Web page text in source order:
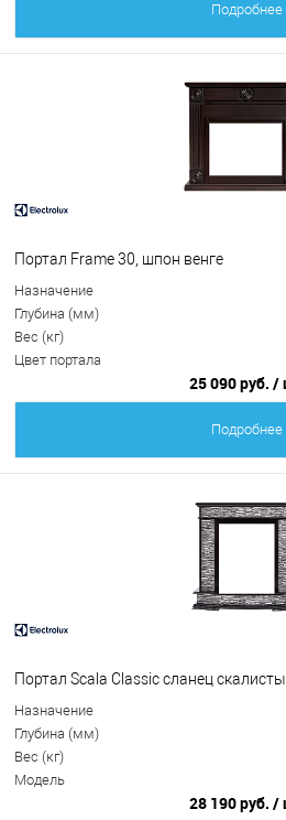
Подробнее
Портал Frame 30, шпон венге
Назначение
Глубина (мм)
Вес (кг)
Цвет портала
25 090 руб. /
Подробнее
Портал Scala Classic сланец
Назначение
Глубина (мм)
Вес (кг)
Модель
28 190 руб. /